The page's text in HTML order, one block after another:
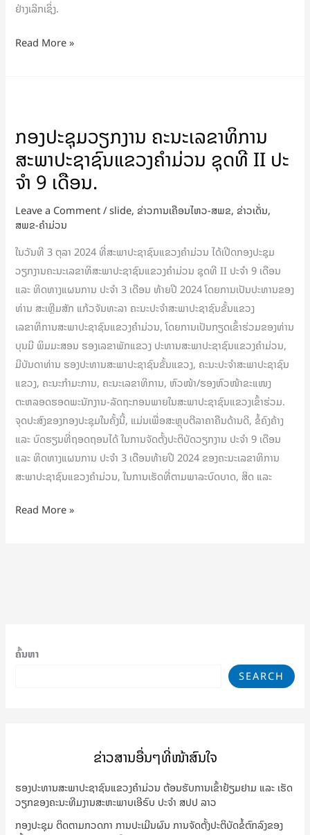
ຢ່າງເລິກເຊິ່ງ.
Read More »
ກອງປະຊຸມວຽກງານ ຄະນະເລຂາທິການ
ສະພາປະຊາຊົນແຂວງຄໍາມ່ວນ ຊຸດທີ II ປະ
ຈໍາ 9 ເດືອນ.
Leave a Comment/slide, ຂ່າວການເຄືອນໄຫວ-ສພຂ, ຂ່າວເດັ່ນ,
ສພຂ-ຄໍາມ່ວນ
ໃນວັນທີ 3 ຕຸລາ 2024 ທີ່ສະພາປະຊາຊົນແຂວງຄໍາມ່ວນ ໄດ້ເປີດກອງປະຊຸມ
ວຽກງານຄະນະເລຂາທິສະພາປະຊາຊົນແຂວງຄໍາມ່ວນ ຊຸດທີ II ປະຈໍາ 9 ເດືອນ
ແລະ ທິດທາງແຜນການ ປະຈໍາ 3 ເດືອນ ທ້າຍປີ 2024 ໂດຍການເປັນປະທານຂອງ
ທ່ານ ສະເຫຼີມສັກ ແກ້ວຈັນທະລາ ຄະນະປະຈໍາສະພາປະຊາຊົນຂັ້ນແຂວງ
ເລຂາທິການສະພາປະຊາຊົນແຂວງຄຳມ່ວນ, ໂດຍການເປັນກຽດເຂົ້າຮ່ວມຂອງທ່ານ
ບຸນມີ ພິມມະສອນ ຮອງເລຂາພັກແຂວງ ປະທານສະພາປະຊາຊົນແຂວງຄໍາມ່ວນ,
ມີບັນດາທ່ານ ຮອງປະທານສະພາປະຊາຊົນຂັ້ນແຂວງ, ຄະນະປະຈໍາສະພາປະຊາຊົນ
ແຂວງ, ຄະນະກຳມະການ, ຄະນະເລຂາທິການ, ຫົວໜ້າ/ຮອງຫົວໜ້າຂະແໜງ
ຕະຫລອດຮອດພະນັກງານ-ລັດຖະກອນພາຍໃນສະພາປະຊາຊົນແຂວງເຂົ້າຮ່ວມ.
ຈຸດປະສົງຂອງກອງປະຊຸມໃນຄັ້ງນີ້, ແມ່ນເພື່ອສະຫຼຸບຕີລາຄາຄືນດ້ານດີ, ຂໍ້ຄົງຄ້າງ
ແລະ ບົດຮຽນທີ່ຖອດຖອນໄດ້ ໃນການຈັດຕັ້ງປະຕິບັດວຽກງານ ປະຈໍາ 9 ເດືອນ
ແລະ ທິດທາງແຜນການ ປະຈໍາ 3 ເດືອນທ້າຍປີ 2024 ຂອງຄະນະເລຂາທິການ
ສະພາປະຊາຊົນແຂວງຄໍາມ່ວນ, ໃນການເຮັດທີ່ຕາມພາລະບົດບາດ, ສິດ ແລະ
ວຽກງານ
ຄະນະ
ເລຂາທິການ
ສະພາ
ປະຊາຊົນ
ແຂວງ
ຄໍາ
ມ່ວນ
ຊຸດ
ທີ
II
ປະ
ຈໍາ
9
ເດືອນ.
Read More »
ຄົ້ນຫາ
SEARCH
ຂ່າວສານອື່ນໆທີ່ໜ້າສົນໃຈ
ຮອງປະທານສະພາປະຊາຊົນແຂວງຄຳມ່ວນ ຕ້ອນຮັບການເຂົ້າຢ້ຽມຢາມ ແລະ ເຮັດ
ວຽກຂອງຄະນະທີມງານສະຫະພາບເອີຣົບ ປະຈຳ ສປປ ລາວ
ກອງປະຊຸມ ຕິດຕາມກວດກາ ການປະເມີນຜົນ ການຈັດຕັ້ງປະຕິບັດຂໍ້ຕົກລົງຂອງ